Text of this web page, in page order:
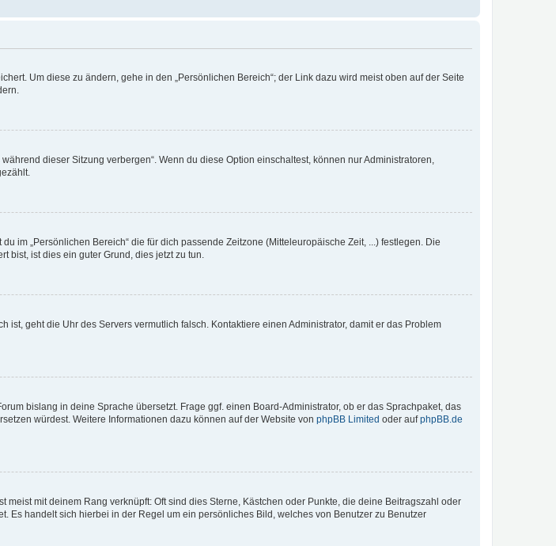
Um diese zu ändern, gehe in den „Persönlichen Bereich“; der Link dazu wird meist oben auf der Seite
dieser Sitzung verbergen“. Wenn du diese Option einschaltest, können nur Administratoren,
im „Persönlichen Bereich“ die für dich passende Zeitzone (Mitteleuropäische Zeit, ...) festlegen. Die
bist, ist dies ein guter Grund, dies jetzt zu tun.
geht die Uhr des Servers vermutlich falsch. Kontaktiere einen Administrator, damit er das Problem
bislang in deine Sprache übersetzt. Frage ggf. einen Board-Administrator, ob er das Sprachpaket, das
würdest. Weitere Informationen dazu können auf der Website von phpBB Limited oder aufphpBB.de
mit deinem Rang verknüpft: Oft sind dies Sterne, Kästchen oder Punkte, die deine Beitragszahl oder
Es handelt sich hierbei in der Regel um ein persönliches Bild, welches von Benutzer zu Benutzer